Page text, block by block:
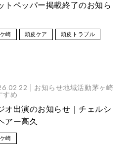
トペッパー掲載終了のお知ら
崎 頭皮ケア 頭皮トラブル
| お知らせ地域活動茅ヶ崎
すめ
オ出演のお知らせ｜チェルシ
アー高久
崎